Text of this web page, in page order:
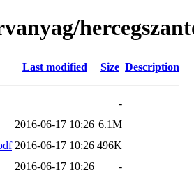
Last modified Size Description
-
2016-06-17 10:26 6.1M
2016-06-17 10:26 496K
2016-06-17 10:26 -